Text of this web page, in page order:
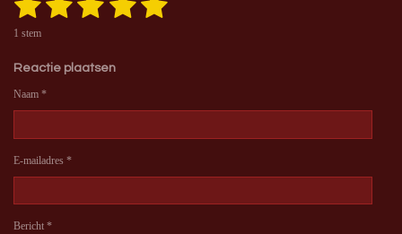
t
n
:
5
e
r
n
s
t
e
r
t
e
r
r
e
n
t
r
r
e
n
t
r
r
e
n
r
r
e
n
1 stem
Reactie plaatsen
Naam *
E-mailadres *
Bericht *